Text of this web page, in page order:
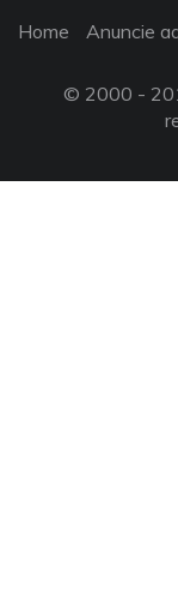
Home Anuncie
© 2000 -